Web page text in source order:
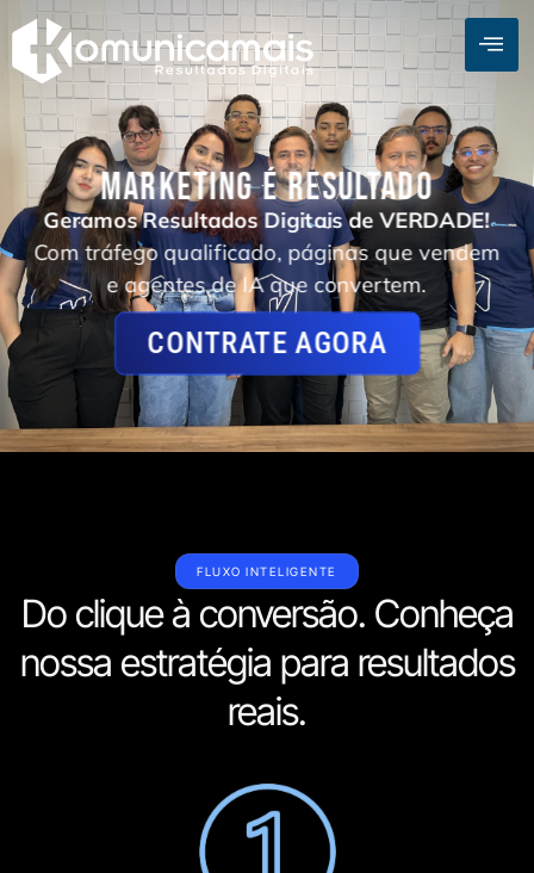
MARKETING É RESULTADO
Geramos Resultados Digitais de VERDADE!
Com tráfego qualificado, páginas que vendem
e agentes de IA que convertem.
CONTRATE AGORA
FLUXO INTELIGENTE
Do clique à conversão. Conheça
nossa estratégia para resultados
reais.